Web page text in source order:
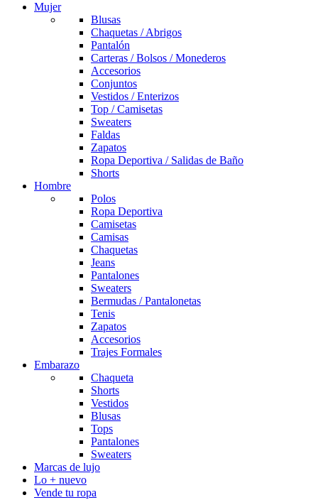
Mujer
Blusas
Chaquetas / Abrigos
Pantalón
Carteras / Bolsos / Monederos
Accesorios
Conjuntos
Vestidos / Enterizos
Top / Camisetas
Sweaters
Faldas
Zapatos
Ropa Deportiva / Salidas de Baño
Shorts
Hombre
Polos
Ropa Deportiva
Camisetas
Camisas
Chaquetas
Jeans
Pantalones
Sweaters
Bermudas / Pantalonetas
Tenis
Zapatos
Accesorios
Trajes Formales
Embarazo
Chaqueta
Shorts
Vestidos
Blusas
Tops
Pantalones
Sweaters
Marcas de lujo
Lo + nuevo
Vende tu ropa